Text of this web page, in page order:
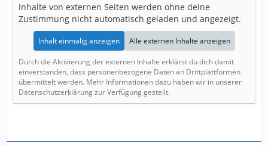
Inhalte von externen Seiten werden ohne deine
Zustimmung nicht automatisch geladen und angezeigt.
Inhalt einmalig anzeigen Alle externen Inhalte anzeigen
Durch die Aktivierung der externen Inhalte erklärst du dich damit
einverstanden, dass personenbezogene Daten an Drittplattformen
übermittelt werden. Mehr Informationen dazu haben wir in unserer
Datenschutzerklärung zur Verfügung gestellt.